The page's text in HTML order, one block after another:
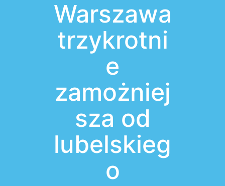
Warszawa
trzykrotni
e
zamożniej
sza od
lubelskieg
o